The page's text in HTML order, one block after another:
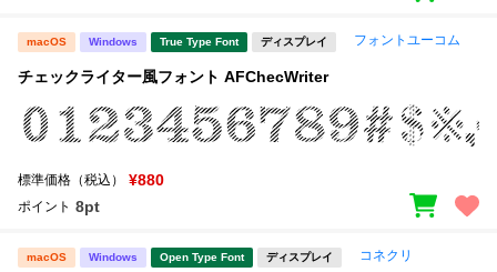
macOS Windows True Type Font ディスプレイ フォントユーコム
チェックライター風フォント AFChecWriter
標準価格（税込） ¥880
ポイント 8pt
macOS Windows Open Type Font ディスプレイ コネクリ